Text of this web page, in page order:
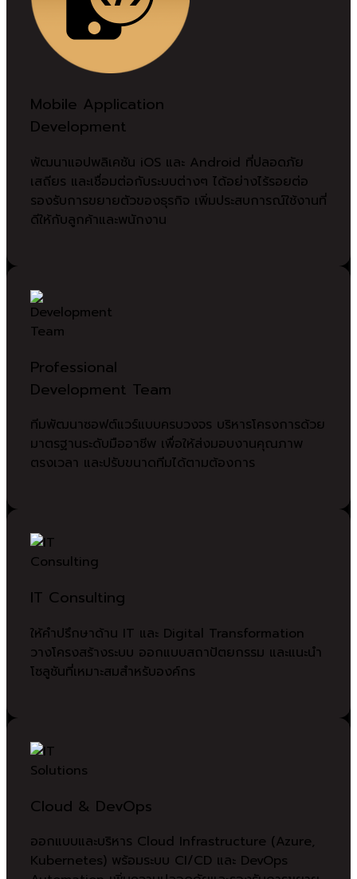
Mobile Application
Development
พัฒนาแอปพลิเคชัน iOS และ Android ที่ปลอดภัย
เสถียร และเชื่อมต่อกับระบบต่างๆ ได้อย่างไร้รอยต่อ
รองรับการขยายตัวของธุรกิจ เพิ่มประสบการณ์ใช้งานที่
ดีให้กับลูกค้าและพนักงาน
Professional
Development Team
ทีมพัฒนาซอฟต์แวร์แบบครบวงจร บริหารโครงการด้วย
มาตรฐานระดับมืออาชีพ เพื่อให้ส่งมอบงานคุณภาพ
ตรงเวลา และปรับขนาดทีมได้ตามต้องการ
IT Consulting
ให้คำปรึกษาด้าน IT และ Digital Transformation
วางโครงสร้างระบบ ออกแบบสถาปัตยกรรม และแนะนำ
โซลูชันที่เหมาะสมสำหรับองค์กร
Cloud & DevOps
ออกแบบและบริหาร Cloud Infrastructure (Azure,
Kubernetes) พร้อมระบบ CI/CD และ DevOps